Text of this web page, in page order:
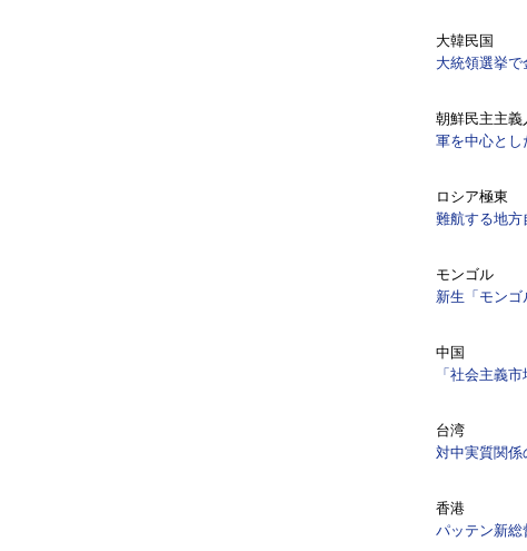
大韓民国
大統領選挙で
朝鮮民主主義
軍を中心とし
ロシア極東
難航する地方
モンゴル
新生「モンゴ
中国
「社会主義
台湾
対中実質関係
香港
パッテン新総